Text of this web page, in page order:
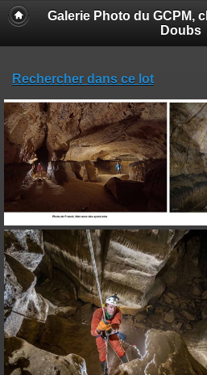
Galerie Photo du GCPM,
Doubs
Rechercher dans ce lot